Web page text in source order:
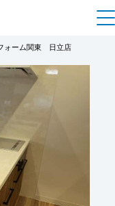
ォーム関東 日立店